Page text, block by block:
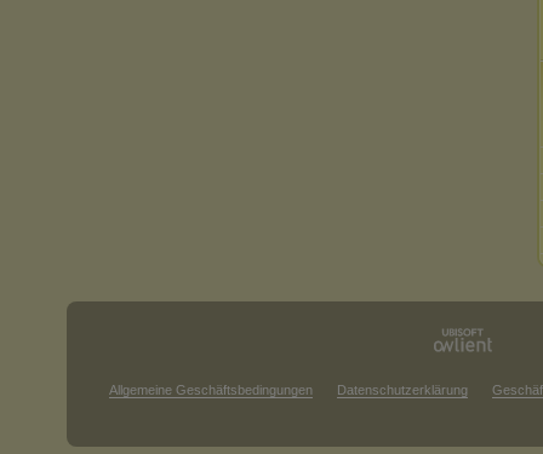
Allgemeine Geschäftsbedingungen Datenschutzerklärung